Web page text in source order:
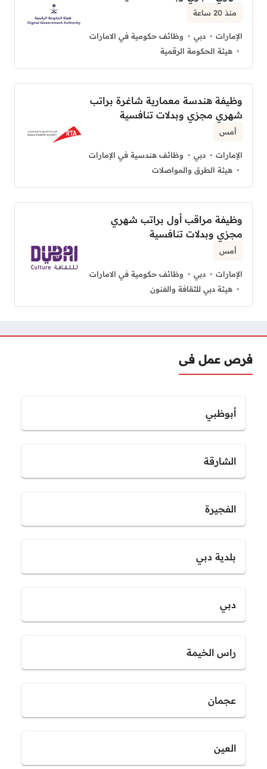
منذ 20 ساعة
الإمارات دبي
وظائف حكومية في الامارات
هيئة الحكومة الرقمية
وظيفة هندسة معمارية شاغرة براتب
شهري مجزي وبدلات تنافسية
أمس
الإمارات دبي
وظائف هندسية في الإمارات
هيئة الطرق والمواصلات
وظيفة مراقب أول براتب شهري
مجزي وبدلات تنافسية
أمس
الإمارات دبي
وظائف حكومية في الامارات
هيئة دبي للثقافة والفنون
فرص عمل فى
أبوظبي
الشارقة
الفجيرة
بلدية دبي
دبي
راس الخيمة
عجمان
العين